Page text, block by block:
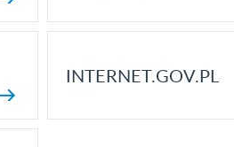
INTERNET.GOV.PL